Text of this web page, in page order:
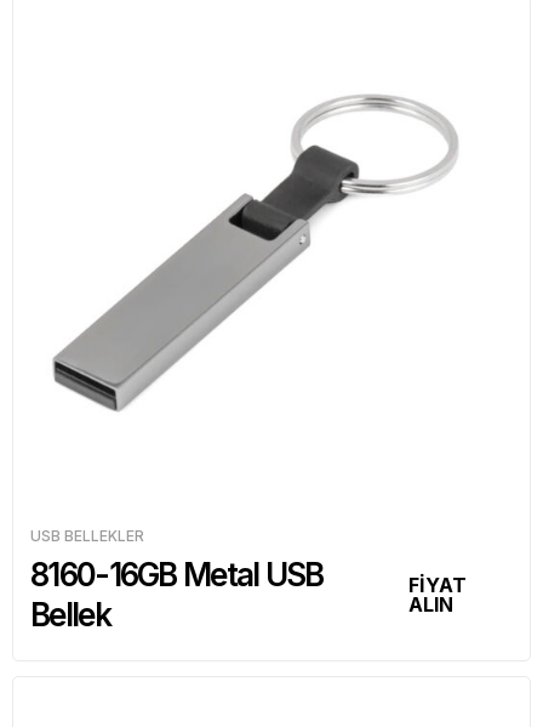
USB BELLEKLER
8160-16GB Metal USB
Bellek
FİYAT
ALIN